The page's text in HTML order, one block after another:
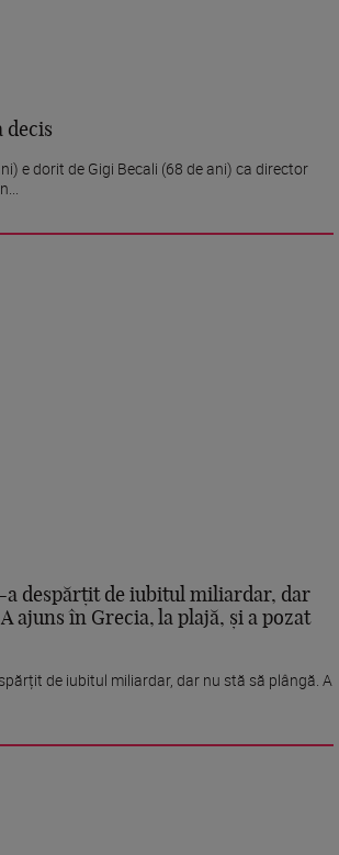
decis
e dorit de Gigi Becali (68 de ani) ca director
a despărțit de iubitul miliardar, dar
ajuns în Grecia, la plajă, și a pozat
de iubitul miliardar, dar nu stă să plângă. A